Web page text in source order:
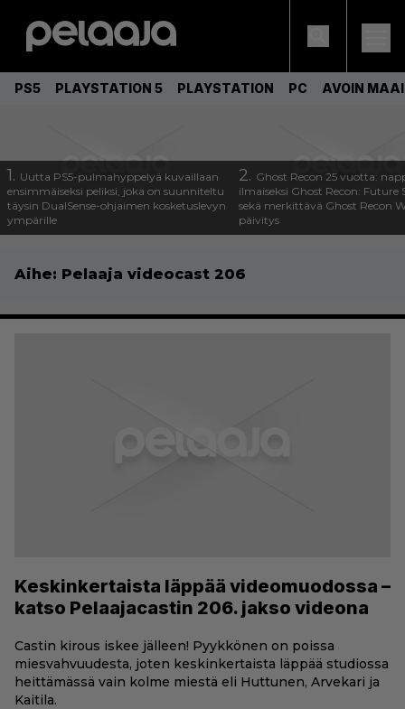
PS5 PLAYSTATION 5 PLAYSTATION PC AVOIN
1. Uutta PS5-pulmahyppelyä kuvaillaan
ensimmäiseksi peliksi, joka on suunniteltu
täysin DualSense-ohjaimen kosketuslevyn
ympärille
2. Ghost Recon 25 vuotta:
ilmaiseksi Ghost Recon: Future
sekä merkittävä Ghost Recon
päivitys
Aihe: Pelaaja videocast 206
Keskinkertaista läppää videomuodossa –
katso Pelaajacastin 206. jakso videona
Castin kirous iskee jälleen! Pyykkönen on poissa
miesvahvuudesta, joten keskinkertaista läppää studiossa
heittämässä vain kolme miestä eli Huttunen, Arvekari ja
Kaitila.